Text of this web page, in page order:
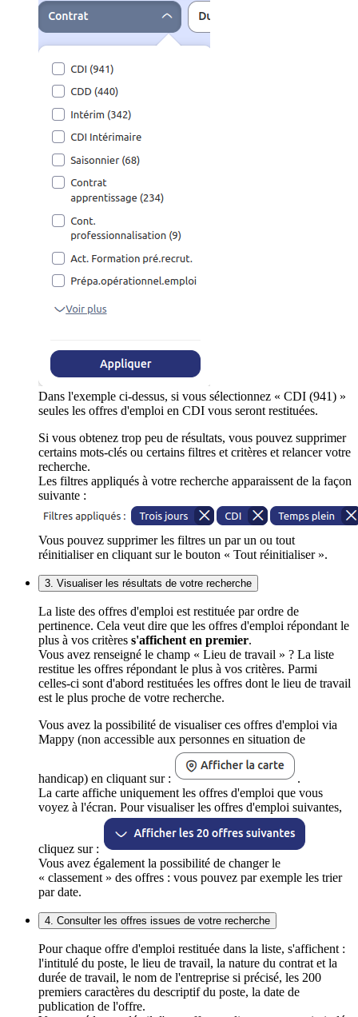
Dans l'exemple ci-dessus, si vous sélectionnez « CDI (941) »
seules les offres d'emploi en CDI vous seront restituées.
Si vous obtenez trop peu de résultats, vous pouvez supprimer
certains mots-clés ou certains filtres et critères et relancer votre
recherche.
Les filtres appliqués à votre recherche apparaissent de la façon
suivante :
Vous pouvez supprimer les filtres un par un ou tout
réinitialiser en cliquant sur le bouton « Tout réinitialiser ».
3. Visualiser les résultats de votre recherche
La liste des offres d'emploi est restituée par ordre de
pertinence. Cela veut dire que les offres d'emploi répondant le
plus à vos critères s'affichent en premier.
Vous avez renseigné le champ « Lieu de travail » ? La liste
restitue les offres répondant le plus à vos critères. Parmi
celles-ci sont d'abord restituées les offres dont le lieu de travail
est le plus proche de votre recherche.
Vous avez la possibilité de visualiser ces offres d'emploi via
Mappy (non accessible aux personnes en situation de
handicap) en cliquant sur :
.
La carte affiche uniquement les offres d'emploi que vous
voyez à l'écran. Pour visualiser les offres d'emploi suivantes,
cliquez sur :
Vous avez également la possibilité de changer le
« classement » des offres : vous pouvez par exemple les trier
par date.
4. Consulter les offres issues de votre recherche
Pour chaque offre d'emploi restituée dans la liste, s'affichent :
l'intitulé du poste, le lieu de travail, la nature du contrat et la
durée de travail, le nom de l'entreprise si précisé, les 200
premiers caractères du descriptif du poste, la date de
publication de l'offre.